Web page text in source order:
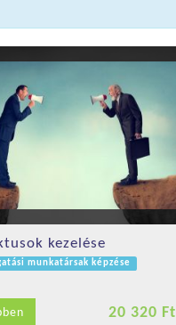
kezelése
munkatársak képzése
20 320 Ft